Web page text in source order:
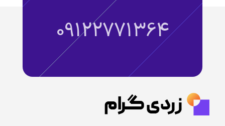
09122771364